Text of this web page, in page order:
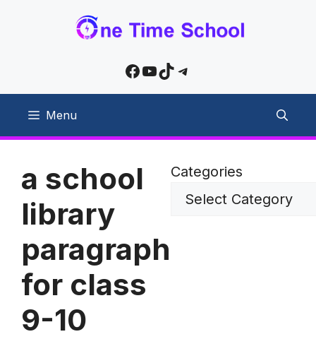
Facebook
YouTube
TikTokTelegram
Menu
a school
library
paragraph
for class
9-10
Categories